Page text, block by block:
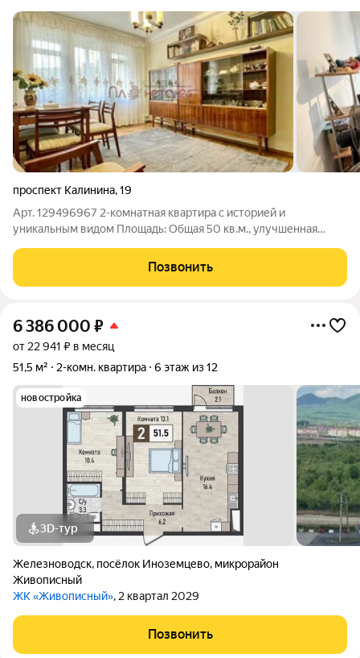
проспект Калинина,19
Арт. 129496967 2-комнатная квартира с историей и
уникальным видом Площадь: Общая 50 кв.м., улучшенная
Панорама на гору Машук и
Позвонить
6 386 000 ₽
от 22 941 ₽ в месяц
51,5 м²
2-комн. квартира 6 этаж из 12
новостройка
3D-тур
Железноводск, посёлок Иноземцево, микрорайон
Живописный
ЖК «Живописный», 2 квартал 2029
Позвонить